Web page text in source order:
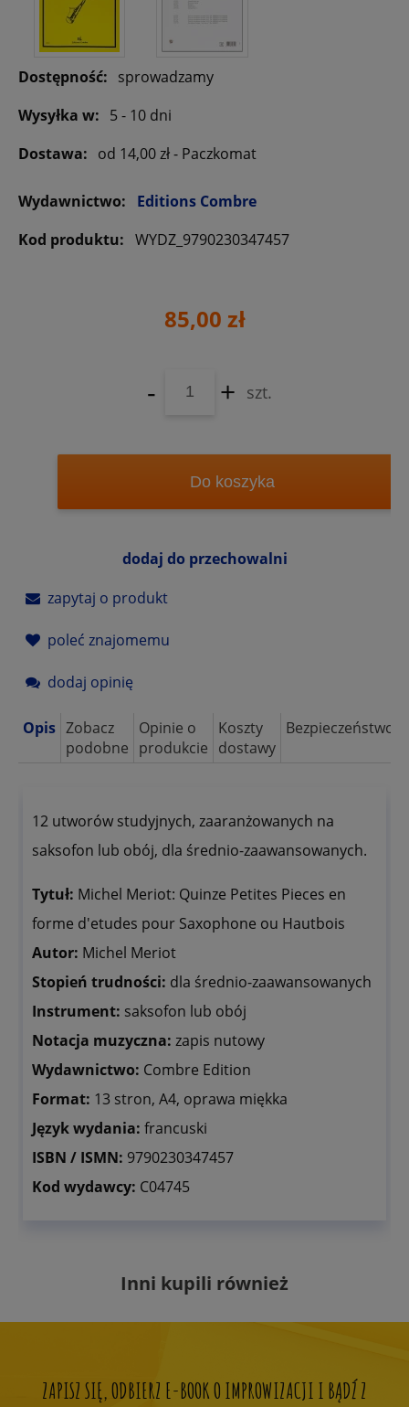
Dostępność: sprowadzamy
Wysyłka w: 5 - 10 dni
Dostawa: od 14,00 zł- Paczkomat
Wydawnictwo:
Editions Combre
Kod produktu: WYDZ_9790230347457
85,00 zł
- + szt.
Do koszyka
dodaj do przechowalni
zapytaj o produkt
poleć znajomemu
dodaj opinię
Opis Zobacz
podobne
Opinie o
produkcie
Koszty
dostawy
Bezpieczeństwo
12 utworów studyjnych, zaaranżowanych na
saksofon lub obój, dla średnio-zaawansowanych.
Tytuł: Michel Meriot: Quinze Petites Pieces en
forme d'etudes pour Saxophone ou Hautbois
Autor: Michel Meriot
Stopień trudności: dla średnio-zaawansowanych
Instrument: saksofon lub obój
Notacja muzyczna: zapis nutowy
Wydawnictwo: Combre Edition
Format: 13 stron, A4, oprawa miękka
Język wydania: francuski
ISBN / ISMN: 9790230347457
Kod wydawcy: C04745
Inni kupili również
ZAPISZ SIĘ, ODBIERZ E-BOOK O IMPROWIZACJI I BĄDŹ Z